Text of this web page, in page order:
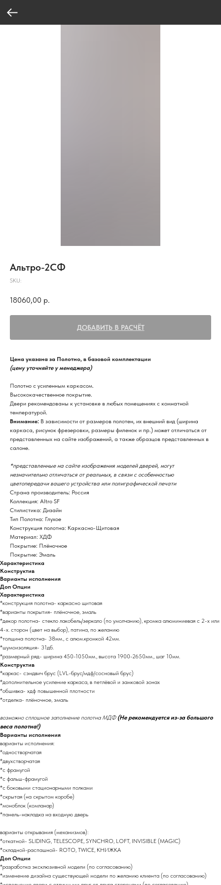
Альтро-2СФ
SKU:
18060,00 р.
ДОБАВИТЬ В РАСЧЁТ
Цена указана за Полотно, в базовой комплектации
(цену уточняйте у менеджера)
Полотно с усиленным каркасом.
Высококачественное покрытие.
Двери рекомендованы к установке в любых помещениях с комнатной
температурой.
Внимание: В зависимости от размеров полотен, их внешний вид (ширина
каркаса, рисунок фрезеровки, размеры филенок и пр.) может отличаться от
представленных на сайте изображений, а также образцов представленных в
салоне.
*представленные на сайте изображения моделей дверей, могут
незначительно отличаться от реальных, в связи с особенностью
цветопередачи вашего устройства или полиграфической печати
Страна производитель: Россия
Коллекция: Altro SF
Стилистика: Дизайн
Тип Полотна: Глухое
Конструкция полотна: Каркасно-Щитовая
Материал: ХДФ
Покрытие: Плёночное
Покрытие: Эмаль
Характеристика
Конструктив
Варианты исполнения
Доп Опции
Характеристика
*конструкция полотна- каркасно щитовая
*варианты покрытия- плёночное, эмаль
*декор полотна- стекло лакобель/зеркало (по умолчанию), кромка алюминиевая с 2-х или
4-х. сторон (цвет на выбор), патина, по желанию
*толщина полотна- 38мм., с алюм.кромкой 42мм.
*шумоизоляция- 31дб.
*размерный ряд- ширина 450-1050мм., высота 1900-2650мм., шаг 10мм.
Конструктив
*каркас- сэндвич брус (LVL-брус/мдф/сосновый брус)
*дополнительное усиление каркаса, в петлёвой и замковой зонах
*обшивка- хдф повышенной плотности
*отделка- плёночное, эмаль
возможно сплошное заполнение полотна МДФ (Не рекомендуется из-за большого
веса полотна!)
Варианты исполнения
варианты исполнения:
*одностворчатая
*двухстворчатая
*с фрамугой
*с фальш-фрамугой
*с боковыми стационарными полками
*скрытая (на скрытом коробе)
*моноблок (комланар)
*панель-накладка на входную дверь
варианты открывания (механизмов):
*откатной- SLIDING, TELESCOPE, SYNCHRO, LOFT, INVISIBLE (MAGIC)
*складной-распашной- ROTO, TWICE, КНИЖКА
Доп Опции
*разработка эксклюзивной модели (по согласованию)
*изменение дизайна существующей модели по желанию клиента (по согласованию)